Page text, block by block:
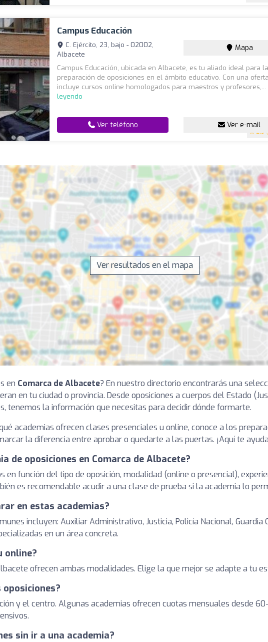
Campus Educación
2.9
C. Ejército, 23, bajo - 02002,
Albacete
Mapa
Campus Educación, ubicada en Albacete, es tu aliado ideal para la
preparación de oposiciones en el ámbito educativo. Con una
incluye cursos online homologados para maestros y profesores,...
leyendo
Ver teléfono Ver e-mail
Ver resultados en el mapa
en Comarca de Albacete? En nuestro directorio encontrarás una
en tu ciudad o provincia. Desde oposiciones a cuerpos del Estado
tenemos la información que necesitas para decidir dónde formarte.
academias ofrecen clases presenciales u online, conoce a los
la diferencia entre aprobar o quedarte a las puertas. ¡Aquí te
de oposiciones en Comarca de Albacete?
en función del tipo de oposición, modalidad (online o presencial),
es recomendable acudir a una clase de prueba si la academia lo
en estas academias?
incluyen: Auxiliar Administrativo, Justicia, Policía Nacional, Guardia
en un área concreta.
online?
ofrecen ambas modalidades. Elige la que mejor se adapte a tu
y el centro. Algunas academias ofrecen cuotas mensuales desde
sin ir a una academia?